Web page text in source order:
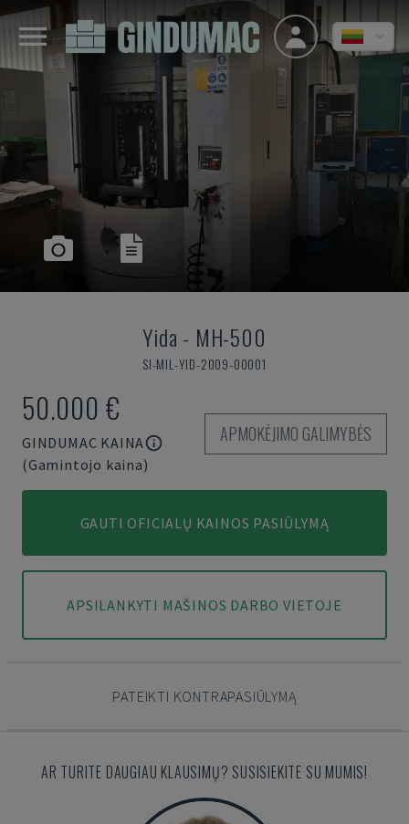
Yida - MH-500
SI-MIL-YID-2009-00001
50.000 €
GINDUMAC KAINA
(Gamintojo kaina)
APMOKĖJIMO GALIMYBĖS
GAUTI OFICIALŲ KAINOS PASIŪLYMĄ
APSILANKYTI MAŠINOS DARBO VIETOJE
PATEIKTI KONTRAPASIŪLYMĄ
AR TURITE DAUGIAU KLAUSIMŲ? SUSISIEKITE SU MUMIS!